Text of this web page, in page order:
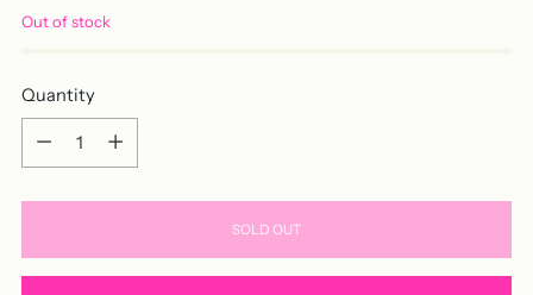
Out of stock
Quantity
Quantity
SOLD OUT